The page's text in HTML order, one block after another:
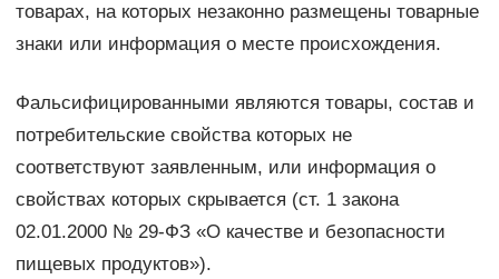
товарах, на которых незаконно размещены товарные
знаки или информация о месте происхождения.
Фальсифицированными являются товары, состав и
потребительские свойства которых не
соответствуют заявленным, или информация о
свойствах которых скрывается (ст. 1 закона
02.01.2000 № 29-ФЗ «О качестве и безопасности
пищевых продуктов»).